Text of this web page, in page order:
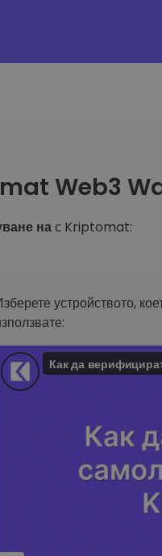
Web3
нас Kriptomat:
устройството,